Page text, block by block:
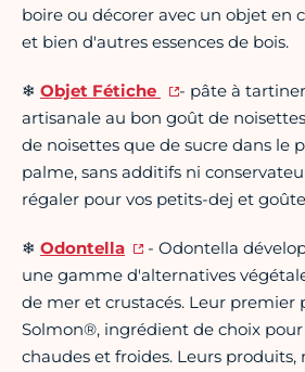
boire ou décorer avec un objet en
et bien d'autres essences de bois.
❄ Objet Fétiche
- pâte à
artisanale au bon goût de
de noisettes que de sucre dans le
palme, sans additifs ni
régaler pour vos petits-dej et
❄ Odontella
- Odontella
une gamme d'alternatives
de mer et crustacés. Leur premier
Solmon®, ingrédient de choix
chaudes et froides. Leurs produits,